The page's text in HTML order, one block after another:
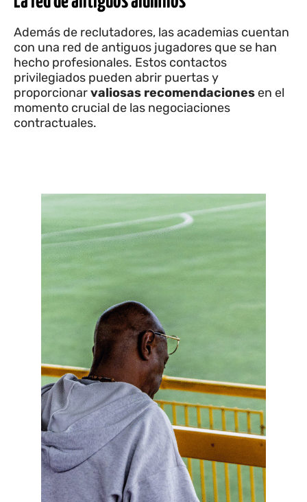
Además de reclutadores, las academias cuentan
con una red de antiguos jugadores que se han
hecho profesionales. Estos contactos
privilegiados pueden abrir puertas y
proporcionarvaliosas recomendaciones en el
momento crucial de las negociaciones
contractuales.